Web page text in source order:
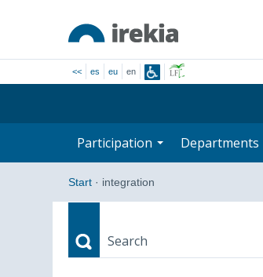
<< es eu en
Participation Departments
Start · integration
Search
Search